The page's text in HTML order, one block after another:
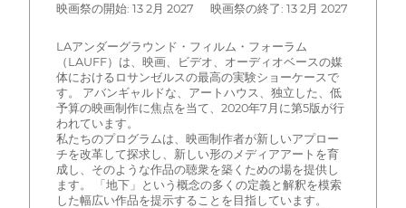
映画祭の開始: 13 2月 2027 映画祭の終了: 13 2月 2027
LAアンダーグラウンド・フィルム・フォーラム
（LAUFF）は、映画、ビデオ、オーディオベースの媒
体におけるロサンゼルスの最高の実験ショーケースで
す。 アバンギャルドな、アートハウス、独立した、低
予算の映画制作に焦点を当て、2020年7月に第5版が行
われています。
私たちのプログラムは、映画制作者が新しいアプロー
チを改革して探求し、新しい形のメディアアートを育
成し、そのような作品の聴衆を築くための場を提供し
ます。 「地下」という概念の多くの定義と解釈を模索
した幅広い作品を提示することを目指しています。